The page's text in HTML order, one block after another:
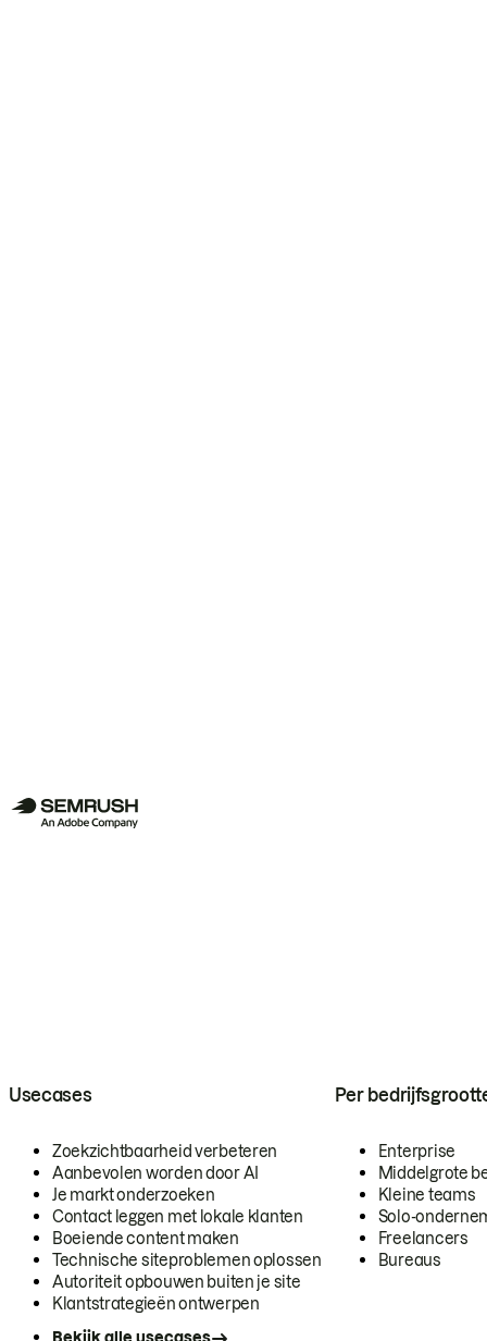
Usecases
Zoekzichtbaarheid verbeteren
Aanbevolen worden door AI
Je markt onderzoeken
Contact leggen met lokale klanten
Boeiende content maken
Technische siteproblemen oplossen
Autoriteit opbouwen buiten je site
Klantstrategieën ontwerpen
Per
Enterprise
Middelgrote
Kleine teams
Solo-
Freelancers
Bureaus